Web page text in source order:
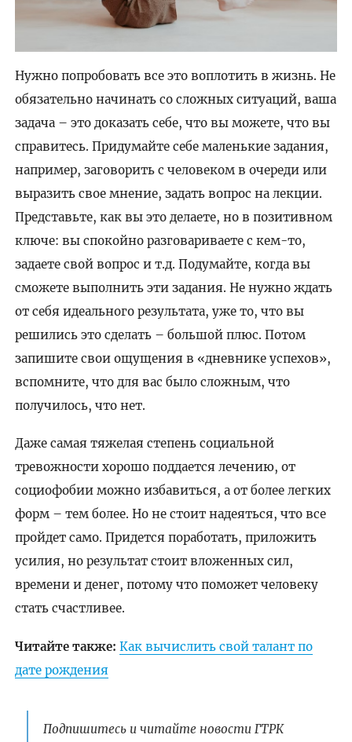
Нужно попробовать все это воплотить в жизнь. Не
обязательно начинать со сложных ситуаций, ваша
задача – это доказать себе, что вы можете, что вы
справитесь. Придумайте себе маленькие задания,
например, заговорить с человеком в очереди или
выразить свое мнение, задать вопрос на лекции.
Представьте, как вы это делаете, но в позитивном
ключе: вы спокойно разговариваете с кем-то,
задаете свой вопрос и т.д. Подумайте, когда вы
сможете выполнить эти задания. Не нужно ждать
от себя идеального результата, уже то, что вы
решились это сделать – большой плюс. Потом
запишите свои ощущения в «дневнике успехов»,
вспомните, что для вас было сложным, что
получилось, что нет.
Даже самая тяжелая степень социальной
тревожности хорошо поддается лечению, от
социофобии можно избавиться, а от более легких
форм – тем более. Но не стоит надеяться, что все
пройдет само. Придется поработать, приложить
усилия, но результат стоит вложенных сил,
времени и денег, потому что поможет человеку
стать счастливее.
Читайте также: Как вычислить свой талант по
дате рождения
Подпишитесь и читайте новости ГТРК